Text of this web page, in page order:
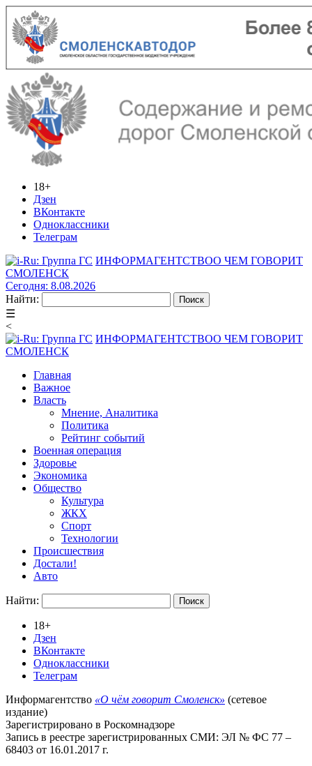
18+
Дзен
ВКонтакте
Одноклассники
Телеграм
ИНФОРМАГЕНТСТВОО ЧЕМ ГОВОРИТ
СМОЛЕНСК
Сегодня: 8.08.2026
Найти:
☰
<
ИНФОРМАГЕНТСТВОО ЧЕМ ГОВОРИТ
СМОЛЕНСК
Главная
Важное
Власть
Мнение, Аналитика
Политика
Рейтинг событий
Военная операция
Здоровье
Экономика
Общество
Культура
ЖКХ
Спорт
Технологии
Происшествия
Достали!
Авто
Найти:
18+
Дзен
ВКонтакте
Одноклассники
Телеграм
Информагентство «О чём говорит Смоленск» (сетевое
издание)
Зарегистрировано в Роскомнадзоре
Запись в реестре зарегистрированных СМИ: ЭЛ № ФС 77 –
68403 от 16.01.2017 г.